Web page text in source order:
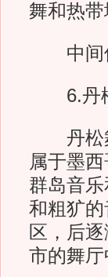
舞和热带
中间
6.丹松
丹松舞
属于墨
群岛音
和粗犷
区，后
市的舞厅